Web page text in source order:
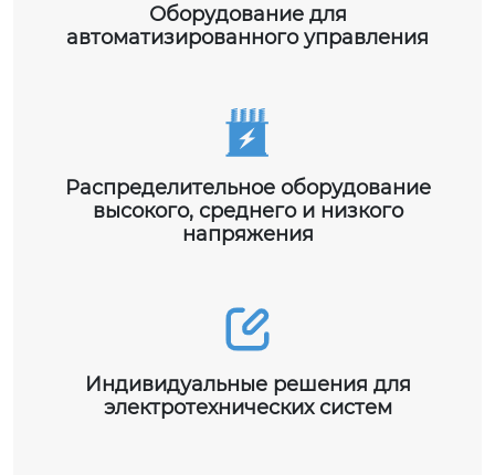
Оборудование для
автоматизированного управления
Распределительное оборудование
высокого, среднего и низкого
напряжения
Индивидуальные решения для
электротехнических систем